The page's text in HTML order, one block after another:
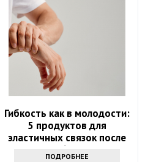
Гибкость как в молодости:
5 продуктов для
эластичных связок после
60
ПОДРОБНЕЕ